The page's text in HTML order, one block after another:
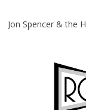
Jon Spencer & the
Hellfest 2026
Hellfest 2026 jeudi
Première édition
Charlie Puth à